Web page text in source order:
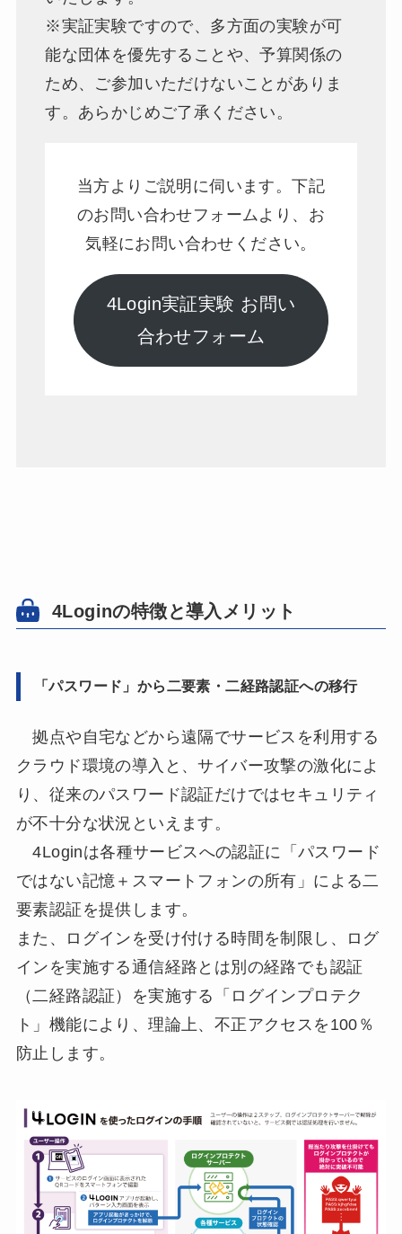
※実証実験ですので、多方面の実験が可
能な団体を優先することや、予算関係の
ため、ご参加いただけないことがありま
す。あらかじめご了承ください。
当方よりご説明に伺います。下記
のお問い合わせフォームより、お
気軽にお問い合わせください。
4Login実証実験 お問い
合わせフォーム
4Loginの特徴と導入メリット
「パスワード」から二要素・二経路認証への移行
拠点や自宅などから遠隔でサービスを利用する
クラウド環境の導入と、サイバー攻撃の激化によ
り、従来のパスワード認証だけではセキュリティ
が不十分な状況といえます。
4Loginは各種サービスへの認証に「パスワード
ではない記憶＋スマートフォンの所有」による二
要素認証を提供します。
また、ログインを受け付ける時間を制限し、ログ
インを実施する通信経路とは別の経路でも認証
（二経路認証）を実施する「ログインプロテク
ト」機能により、理論上、不正アクセスを100％
防止します。